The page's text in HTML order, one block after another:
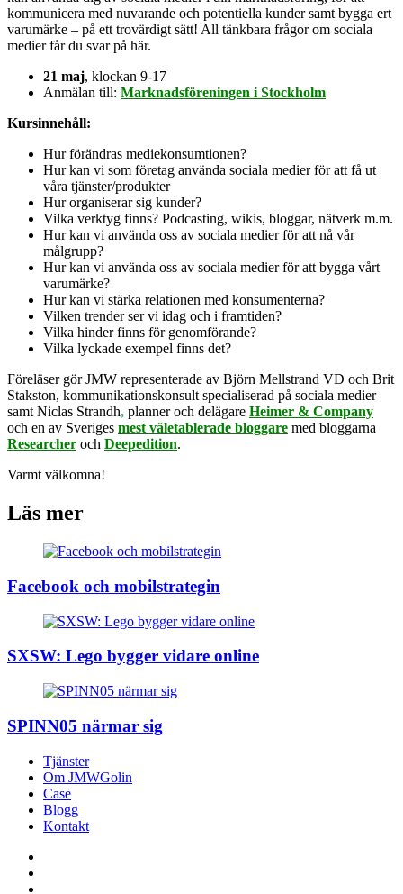
kommunicera med nuvarande och potentiella kunder samt bygga ert
varumärke – på ett trovärdigt sätt! All tänkbara frågor om sociala
medier får du svar på här.
21 maj, klockan 9-17
Anmälan till: Marknadsföreningen i Stockholm
Kursinnehåll:
Hur förändras mediekonsumtionen?
Hur kan vi som företag använda sociala medier för att få ut
våra tjänster/produkter
Hur organiserar sig kunder?
Vilka verktyg finns? Podcasting, wikis, bloggar, nätverk m.m.
Hur kan vi använda oss av sociala medier för att nå vår
målgrupp?
Hur kan vi använda oss av sociala medier för att bygga vårt
varumärke?
Hur kan vi stärka relationen med konsumenterna?
Vilken trender ser vi idag och i framtiden?
Vilka hinder finns för genomförande?
Vilka lyckade exempel finns det?
Föreläser gör JMW representerade av Björn Mellstrand VD och Brit
Stakston, kommunikationskonsult specialiserad på sociala medier
samtNiclas Strandh, planner och delägare Heimer & Company
och en av Sveriges mest väletablerade bloggare med bloggarna
Researcher och Deepedition.
Varmt välkomna!
Läs mer
Facebook och mobilstrategin
SXSW: Lego bygger vidare online
SPINN05 närmar sig
Tjänster
Om JMWGolin
Case
Blogg
Kontakt